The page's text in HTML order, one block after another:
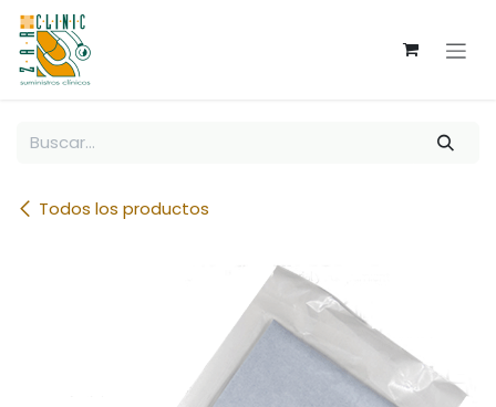
Ir al contenido
Todos los productos